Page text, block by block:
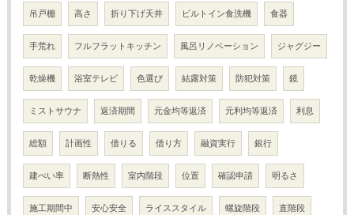
吊戸棚 高さ 折り下げ天井 ビルトイン食洗機 食器
手荒れ フルフラットキッチン 風呂リノベーション ジャグジー
乾燥機 浴室テレビ 色選び 結露対策 防犯対策 鏡
ミストサウナ 返済期間 元金均等返済 元利均等返済 利息
総額 計画性 借りる 借り方 融資実行 銀行
建ぺい率 断熱性 室内階段 位置 確認申請 明るさ
施工期間中 安心安全 ライススタイル 螺旋階段 直階段